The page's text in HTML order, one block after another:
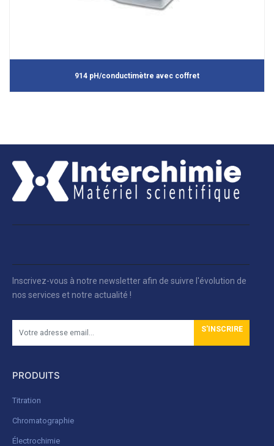
914 pH/conductimètre avec coffret
Inscrivez-vous à notre newsletter afin de suivre l'évolution de
nos services et notre actualité !
S'INSCRIRE
PRODUITS
Titration
Chromatographie
Électrochimie